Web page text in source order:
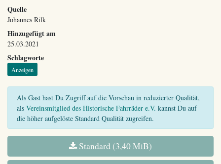
Quelle
Johannes Rilk
Hinzugefügt am
25.03.2021
Schlagworte
Anzeigen
Als Gast hast Du Zugriff auf die Vorschau in reduzierter Qualität,
als Vereinsmitglied des Historische Fahrräder e.V. kannst Du auf
die höher aufgelöste Standard Qualität zugreifen.
Standard (3,40 MiB)